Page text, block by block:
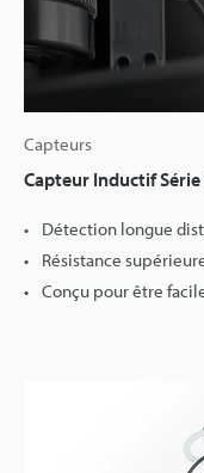
Capteurs
Capteur Inductif Série
Détection longue
Résistance
Conçu pour être